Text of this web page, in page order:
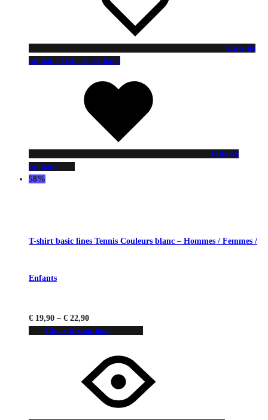
Liste de
souhaits Liste de souhaits
Liste de
souhaits
58%
T-shirt basic lines Tennis Couleurs blanc – Hommes / Femmes /
Enfants
€ 19,90 – € 22,90
Choix des options